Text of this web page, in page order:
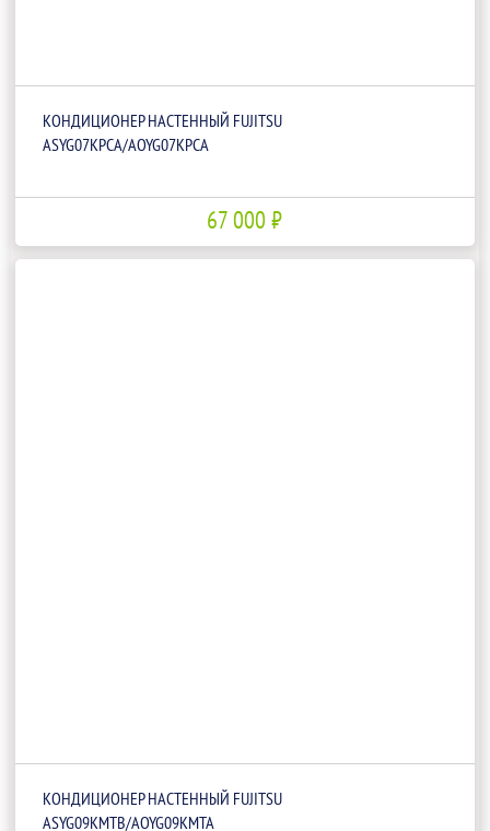
КОНДИЦИОНЕР НАСТЕННЫЙ FUJITSU
ASYG07KPCA/AOYG07KPCA
67 000 ₽
КОНДИЦИОНЕР НАСТЕННЫЙ FUJITSU
ASYG09KMTB/AOYG09KMTA